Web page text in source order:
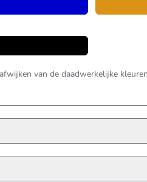
van de daadwerkelijke